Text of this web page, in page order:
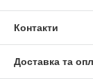
Контакти
Доставка та